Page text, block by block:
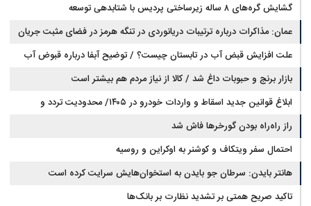
گشایش گره‌های ۸ ساله زیرساختی پردیس با شتابدهی توسعه
عمان: مذاکرات درباره ترتیبات دریانوردی در تنگه هرمز در فضای مثبت جریان
دارد
علت افزایش قبض آب در تابستان چیست؟ / توضیح آبفا درباره قبوض آب
بازار برنج و حبوبات داغ شد / کالا از نیاز مردم هم بیشتر است
ابلاغ قوانین جدید اسقاط و واردات خودرو در ۱۴۰۵/ محدودیت تردد و
سوخت‌رسانی به فرسوده‌ها
راز راه‌راه بودن گورخرها فاش شد
احتمال سفر ویتکاف و کوشنر به اوکراین و روسیه
هانتر بایدن: سرطان جو بایدن به استخوان‌هایش سرایت کرده است
تاکید صریح همتی بر تشدید نظارت بر بانک‌ها